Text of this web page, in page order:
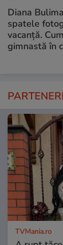
Diana
spatele
vacanță.
gimnastă în
PARTENERI
TVMania.ro